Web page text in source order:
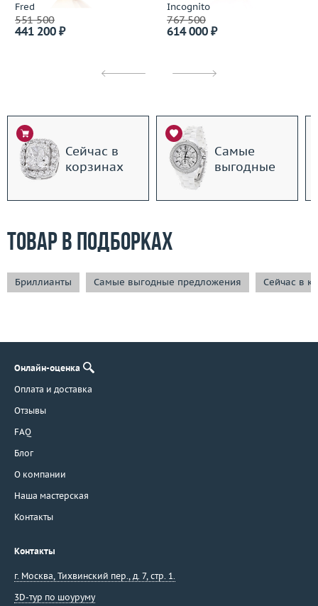
Fred
551 500
441 200 ₽
Incognito
767 500
614 000 ₽
Сейчас в
корзинах
Самые
выгодные
Товар в подборках
Бриллианты Самые выгодные предложения Сейчас в
Онлайн-оценка
Оплата и доставка
Отзывы
FAQ
Блог
О компании
Наша мастерская
Контакты
Контакты
г. Москва, Тихвинский пер., д. 7, стр. 1.
3D-тур по шоуруму